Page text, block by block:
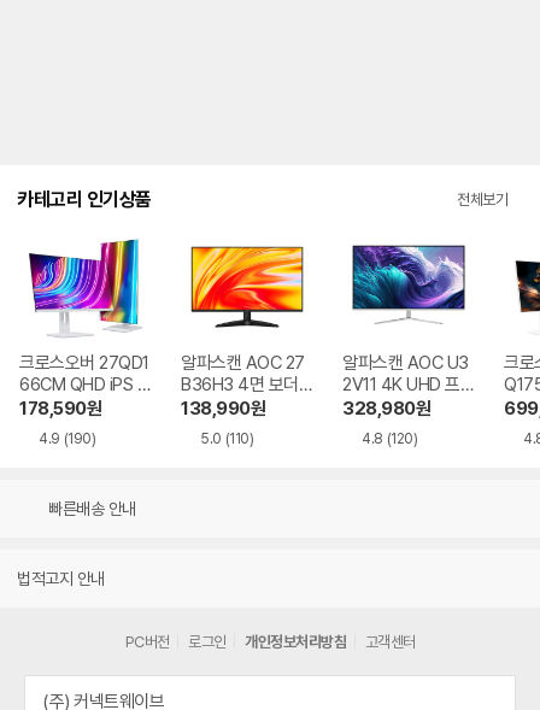
카테고리 인기상품 전체보기
크로스오버 27QD1
66CM QHD iPS U
SB-C 화이트 Ai 멀
티스탠드
178,590원
4.9 (190)
알파스캔 AOC 27
B36H3 4면 보더리
스 IPS 120 시력보
호 무결점
138,990원
5.0 (110)
알파스캔 AOC U3
2V11 4K UHD 프리
싱크 HDR 시력보호
무결점
328,980원
4.8 (120)
크로
Ai
빠른배송 안내
법적고지 안내
PC버전 로그인 개인정보처리방침 고객센터
(주) 커넥트웨이브